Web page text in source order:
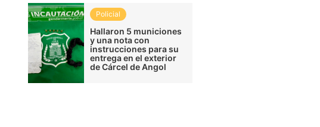
Policial
Hallaron 5 municiones
y una nota con
instrucciones para su
entrega en el exterior
de Cárcel de Angol